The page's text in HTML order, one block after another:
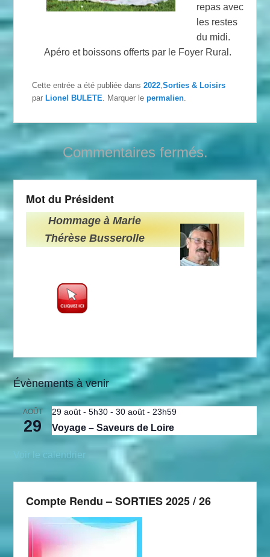
repas avec
les restes
du midi.
Apéro et boissons offerts par le Foyer Rural.
Cette entrée a été publiée dans2022,Sorties & Loisirs
par Lionel BULETE. Marquer lepermalien.
Commentaires fermés.
Mot du Président
Hommage à Marie
Thérèse Busserolle
Évènements à venir
AOÛT
29
29 août - 5h30 -30 août - 23h59
Voyage – Saveurs de Loire
Voir le calendrier
Compte Rendu – SORTIES 2025 / 26